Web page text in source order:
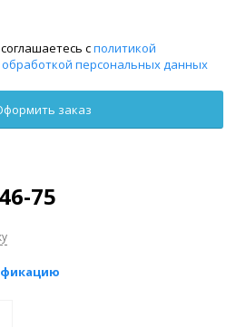
сполитикой
обработкой персональных данных
75